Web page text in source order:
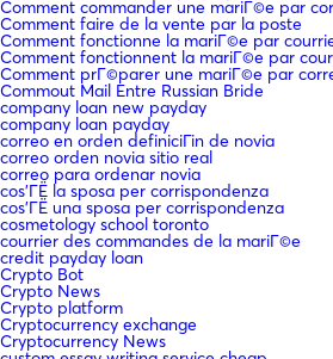
Comment commander une mariГ©e par
Comment faire de la vente par la poste
Comment fonctionne la mariГ©e par
Comment fonctionnent la mariГ©e par
Comment prГ©parer une mariГ©e par
Commout Mail Entre Russian Bride
company loan new payday
company loan payday
correo en orden definiciГіn de novia
correo orden novia sitio real
correo para ordenar novia
cos'ГЁ la sposa per corrispondenza
cos'ГЁ una sposa per corrispondenza
cosmetology school toronto
courrier des commandes de la mariГ©e
credit payday loan
Crypto Bot
Crypto News
Crypto platform
Cryptocurrency exchange
Cryptocurrency News